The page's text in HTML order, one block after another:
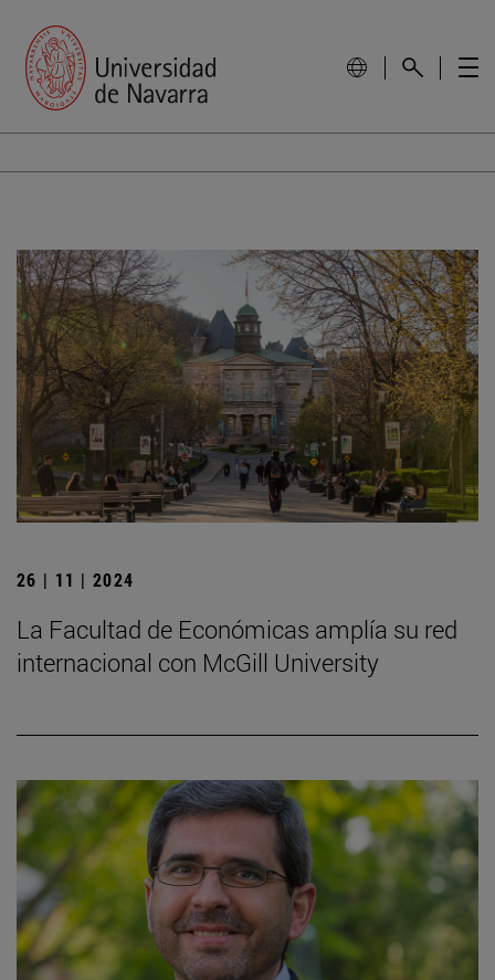
26 | 11 | 2024
La Facultad de Económicas amplía su red
internacional con McGill University